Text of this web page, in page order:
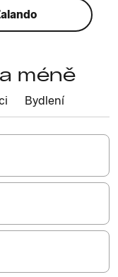
méně
Bydlení